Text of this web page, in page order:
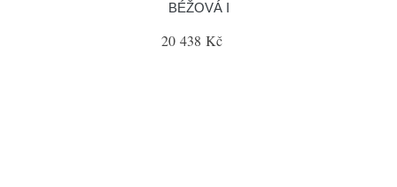
BÉŽOVÁ I
20 438 Kč